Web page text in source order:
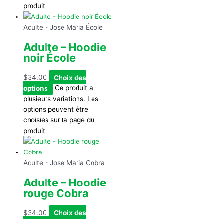
produit
Adulte - Jose Maria École
Adulte – Hoodie
noir École
$34.00
Choix des
options
Ce produit a
plusieurs variations. Les
options peuvent être
choisies sur la page du
produit
Adulte - Jose Maria Cobra
Adulte – Hoodie
rouge Cobra
$34.00
Choix des